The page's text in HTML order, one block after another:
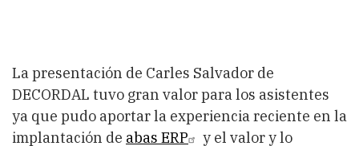
La presentación de Carles Salvador de
DECORDAL tuvo gran valor para los asistentes
ya que pudo aportar la experiencia reciente en la
implantación de abas ERP
y el valor y lo